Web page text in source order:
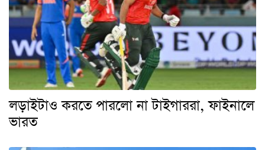
লড়াইটাও করতে পারলো না টাইগাররা, ফাইনালে
ভারত